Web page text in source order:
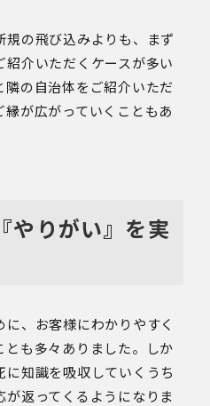
の飛び込みよりも、まず
介いただくケースが多い
の自治体をご紹介いただ
が広がっていくこともあ
やりがい』を実
、お客様にわかりやすく
も多々ありました。しか
に知識を吸収していくうち
返ってくるようになりま